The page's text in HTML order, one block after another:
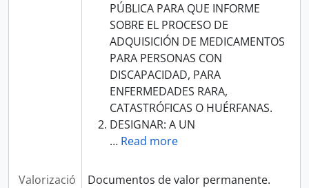
PÚBLICA PARA QUE INFORME
SOBRE EL PROCESO DE
ADQUISICIÓN DE MEDICAMENTOS
PARA PERSONAS CON
DISCAPACIDAD, PARA
ENFERMEDADES RARA,
CATASTRÓFICAS O HUÉRFANAS.
DESIGNAR: A UN
… Read more
Valorizació
Documentos de valor permanente.